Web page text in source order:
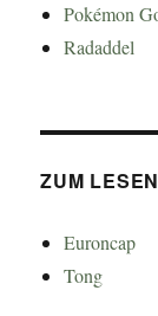
Pokémon
Radaddel
ZUM
Euroncap
Tong